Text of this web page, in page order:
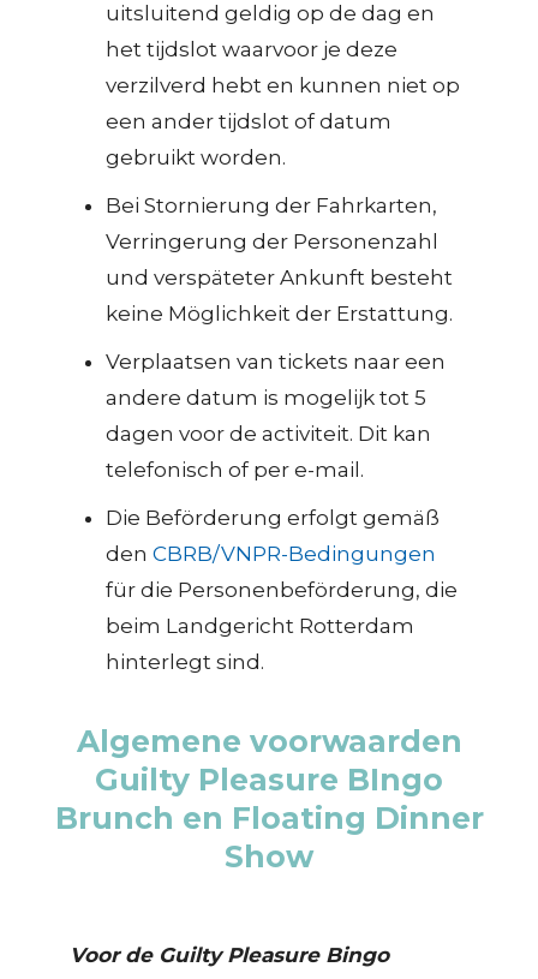
uitsluitend geldig op de dag en
het tijdslot waarvoor je deze
verzilverd hebt en kunnen niet op
een ander tijdslot of datum
gebruikt worden.
Bei Stornierung der Fahrkarten,
Verringerung der Personenzahl
und verspäteter Ankunft besteht
keine Möglichkeit der Erstattung.
Verplaatsen van tickets naar een
andere datum is mogelijk tot 5
dagen voor de activiteit. Dit kan
telefonisch of per e-mail.
Die Beförderung erfolgt gemäß
den CBRB/VNPR-Bedingungen
für die Personenbeförderung, die
beim Landgericht Rotterdam
hinterlegt sind.
Algemene voorwaarden
Guilty Pleasure BIngo
Brunch en Floating Dinner
Show
Voor de Guilty Pleasure Bingo